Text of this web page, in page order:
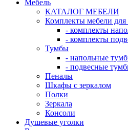
Мебель
КАТАЛОГ МЕБЕЛИ
Комплекты мебели для
- комплекты
- комплекты
Тумбы
- напольные
- подвесные
Пеналы
Шкафы с зеркалом
Полки
Зеркала
Консоли
Душевые уголки